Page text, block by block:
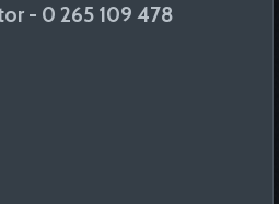
- 0 265 109 478